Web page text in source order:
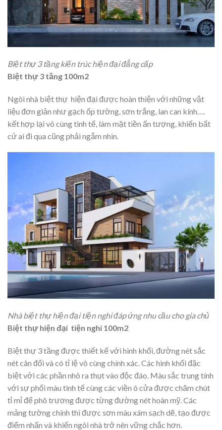
Biệt thự 3 tầng kiến trúc hiện đại đẳng cấp
Biệt thự 3 tầng 100m2
Ngôi nhà biệt thự hiện đại được hoàn thiện với những vật
liệu đơn giản như gạch ốp tường, sơn trắng, lan can kính….
kết hợp lại vô cùng tinh tế, làm mặt tiền ấn tượng, khiến bất
cứ ai đi qua cũng phải ngắm nhìn.
Nhà biệt thự hiện đại tiện nghi đáp ứng nhu cầu cho gia chủ
Biệt thự hiện đại tiện nghi 100m2
Biệt thự 3 tầng được thiết kế với hình khối, đường nét sắc
nét cân đối và có tỉ lệ vô cùng chính xác. Các hình khối đặc
biệt với các phần nhô ra thụt vào độc đáo. Màu sắc trung tính
với sự phối màu tinh tế cùng các viền ô cửa được chăm chút
tỉ mỉ để phô trương được từng đường nét hoàn mỹ. Các
mảng tường chính thì được sơn màu xám sạch dẽ, tạo được
điểm nhấn và khiến ngôi nhà trở nên vững chắc hơn.